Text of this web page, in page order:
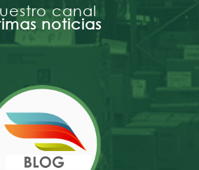
canal
noticias